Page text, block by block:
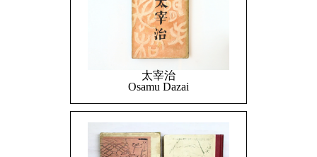
太宰治
Osamu Dazai